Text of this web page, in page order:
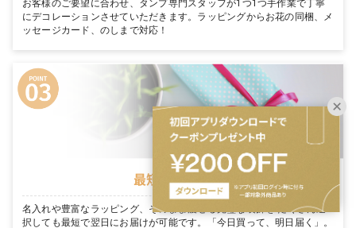
お客様のご要望に合わせ、タンプ専門スタッフが1つ1つ手作業で丁寧
にデコレーションさせていただきます。ラッピングからお花の同梱、メ
ッセージカード、のしまで対応！
最短翌日お届け
名入れや豊富なラッピング、そのまま渡せる完璧な装飾を たくさん選
択しても最短で翌日にお届けが可能です。「今日買って、明日届く」。